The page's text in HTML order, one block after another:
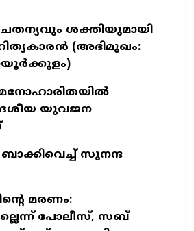
ശക്തിയുമായി
(അഭിമുഖം:
യുവജന
സുനന്ദ
മരണം:
പോലീസ്‌, സബ്‌